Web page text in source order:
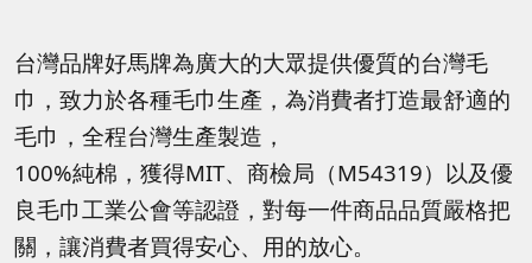
台灣品牌好馬牌為廣大的大眾提供優質的台灣毛
巾，致力於各種毛巾生產，為消費者打造最舒適的
毛巾，全程台灣生產製造，
100%純棉，獲得MIT、商檢局（M54319）以及優
良毛巾工業公會等認證，對每一件商品品質嚴格把
關，讓消費者買得安心、用的放心。